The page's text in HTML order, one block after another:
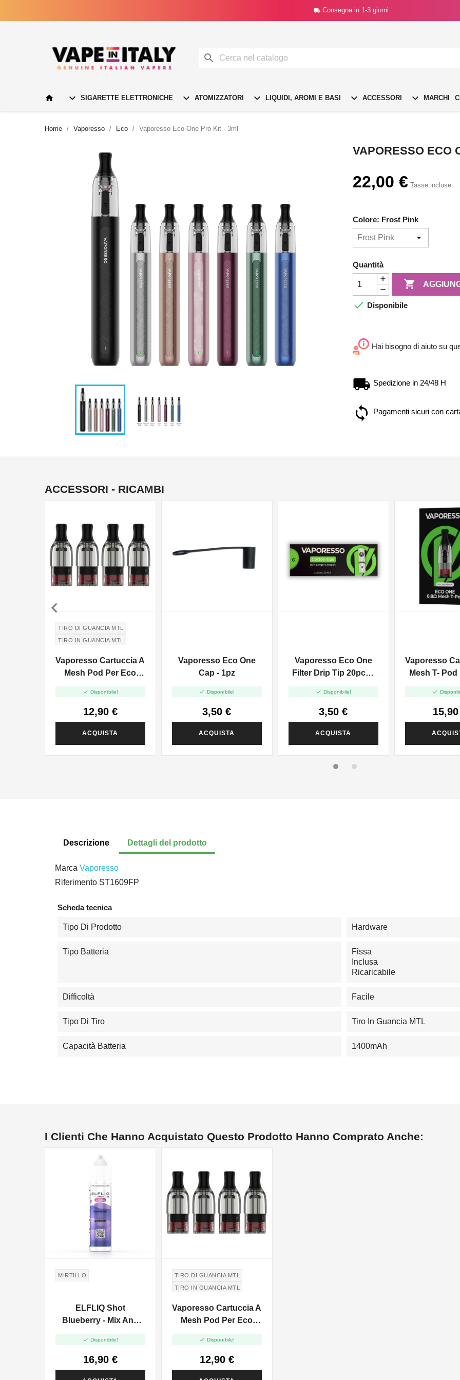
 Consegna in 1-3 giorni

  SIGARETTE ELETTRONICHE  ATOMIZZATORI  LIQUIDI, AROMI E BASI  ACCESSORI  MARCHI
Home Vaporesso Eco Vaporesso Eco One Pro Kit - 3ml
VAPORESSO ECO
22,00 € Tasse incluse
Colore: Frost Pink
Quantità

 Disponibile
Hai bisogno di aiuto su
Spedizione in 24/48 H
Pagamenti sicuri con
ACCESSORI - RICAMBI
TIRO DI GUANCIA MTL
TIRO IN GUANCIA MTL
Vaporesso Cartuccia A
Mesh Pod Per Eco
 Disponibile!
12,90 €
ACQUISTA
Vaporesso Eco One
Cap - 1pz
 Disponibile!
3,50 €
ACQUISTA
Vaporesso Eco One
Filter Drip Tip 20pcs -
 Disponibile!
3,50 €
ACQUISTA
Vaporesso
Mesh T-


Descrizione Dettagli del prodotto
Marca Vaporesso
Riferimento ST1609FP
Scheda tecnica
Tipo Di Prodotto Hardware
Tipo Batteria
Fissa
Inclusa
Ricaricabile
Difficoltà Facile
Tipo Di Tiro Tiro In Guancia MTL
Capacità Batteria 1400mAh
I Clienti Che Hanno Acquistato Questo Prodotto Hanno Comprato Anche:
MIRTILLO
ELFLIQ Shot
Blueberry - Mix And
 Disponibile!
16,90 €
TIRO DI GUANCIA MTL
TIRO IN GUANCIA MTL
Vaporesso Cartuccia A
Mesh Pod Per Eco
 Disponibile!
12,90 €